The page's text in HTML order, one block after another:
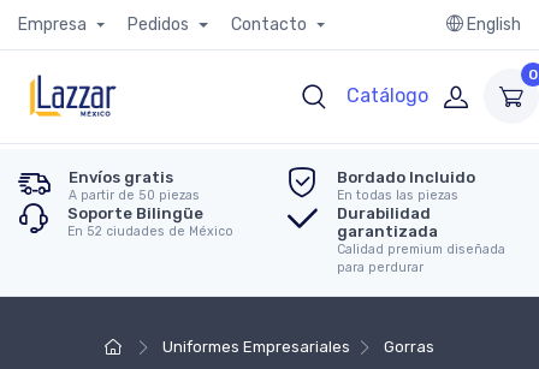
Empresa Pedidos Contacto English
Catálogo
0
Envíos gratis
A partir de 50 piezas
Bordado Incluido
En todas las piezas
Soporte Bilingüe
En 52 ciudades de México
Durabilidad
garantizada
Calidad premium diseñada
para perdurar
Uniformes Empresariales Gorras